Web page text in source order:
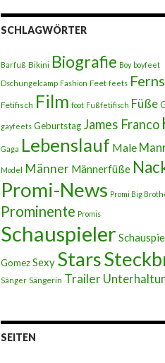
SCHLAGWÖRTER
Barfuß Bikini Biografie Boy boyfeet
Dschungelcamp Fashion Feet feets
Fetifisch Film foot Fußfetifisch Füße
gayfeets Geburtstag James Franco
Gaga Lebenslauf Male
Model Männer Männerfüße
Promi-News Promi Big
Prominente Promis
Schauspieler
GomezSexy Stars
Sänger Sängerin Trailer
SEITEN